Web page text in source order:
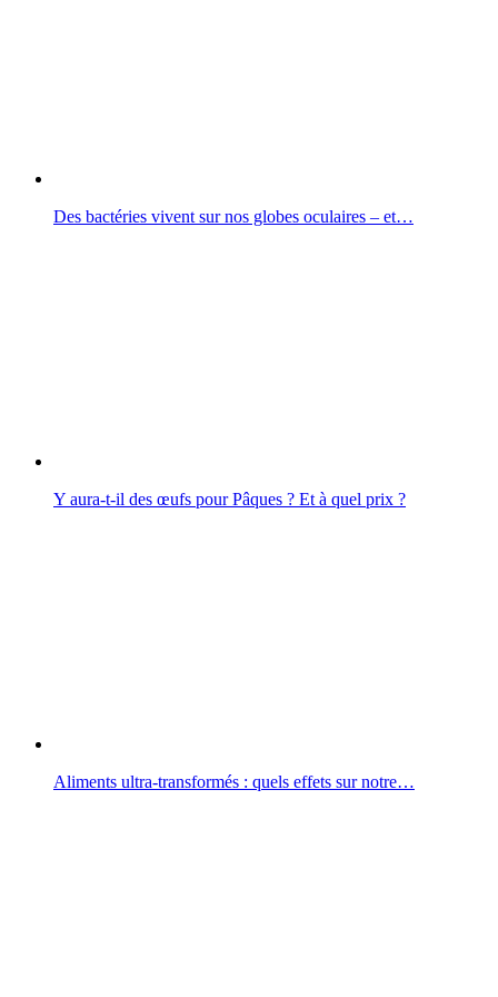
Des bactéries vivent sur nos globes oculaires – et…
Y aura‑t‑il des œufs pour Pâques ? Et à quel prix ?
Aliments ultra-transformés : quels effets sur notre…